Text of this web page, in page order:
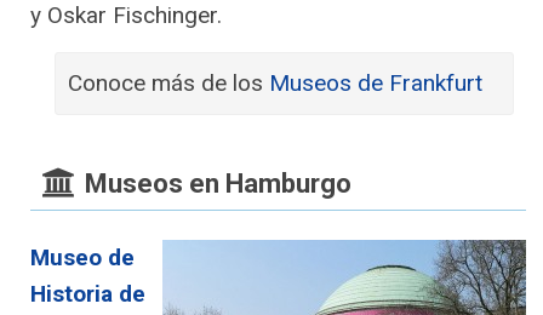
y Oskar Fischinger.
Conoce más de los Museos de Frankfurt
Museos en Hamburgo
Museo de
Historia de